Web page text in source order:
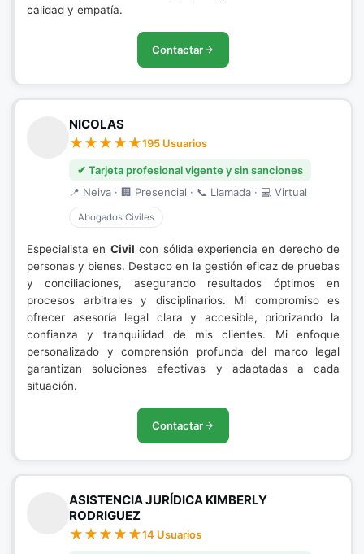
calidad y empatía.
Contactar
NICOLAS
195 Usuarios
✔ Tarjeta profesional vigente y sin sanciones
📍 Neiva · 🏢 Presencial · 📞 Llamada · 💻 Virtual
Abogados Civiles
Especialista en Civil con sólida experiencia en derecho de
personas y bienes. Destaco en la gestión eficaz de pruebas
y conciliaciones, asegurando resultados óptimos en
procesos arbitrales y disciplinarios. Mi compromiso es
ofrecer asesoría legal clara y accesible, priorizando la
confianza y tranquilidad de mis clientes. Mi enfoque
personalizado y comprensión profunda del marco legal
garantizan soluciones efectivas y adaptadas a cada
situación.
Contactar
ASISTENCIA JURÍDICA KIMBERLY
RODRIGUEZ
14 Usuarios